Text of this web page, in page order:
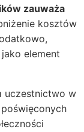
zauważa
kosztów
element
uczestnictwo w